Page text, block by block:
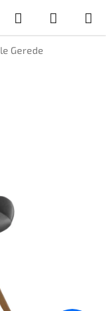
Hledat
KOŠÍK
Gerede